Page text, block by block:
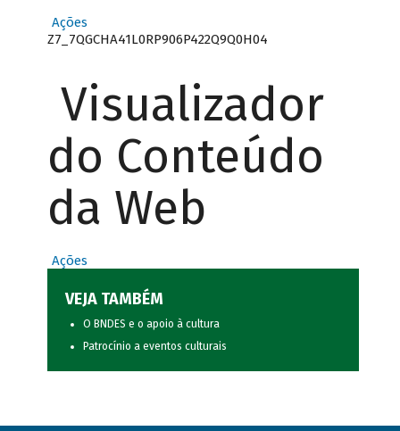
Ações
Z7_7QGCHA41L0RP906P422Q9Q0H04
Visualizador
do Conteúdo
da Web
Ações
VEJA TAMBÉM
O BNDES e o apoio à cultura
Patrocínio a eventos culturais